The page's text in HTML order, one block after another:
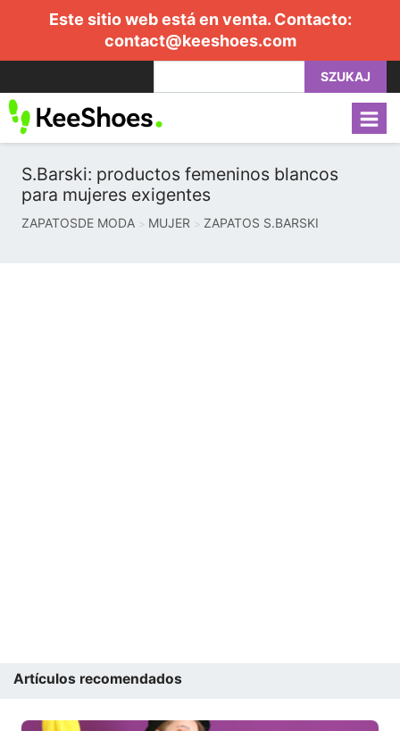
Este sitio web está en venta. Contacto:
contact@keeshoes.com
SZUKAJ
S.Barski: productos femeninos blancos
para mujeres exigentes
ZAPATOSDE MODA MUJER ZAPATOS S.BARSKI
Artículos recomendados